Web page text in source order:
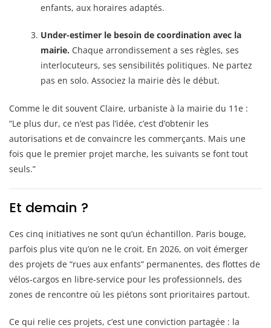
enfants, aux horaires adaptés.
Under-estimer le besoin de coordination avec la
mairie. Chaque arrondissement a ses règles, ses
interlocuteurs, ses sensibilités politiques. Ne partez
pas en solo. Associez la mairie dès le début.
Comme le dit souvent Claire, urbaniste à la mairie du 11e :
“Le plus dur, ce n’est pas l’idée, c’est d’obtenir les
autorisations et de convaincre les commerçants. Mais une
fois que le premier projet marche, les suivants se font tout
seuls.”
Et demain ?
Ces cinq initiatives ne sont qu’un échantillon. Paris bouge,
parfois plus vite qu’on ne le croit. En 2026, on voit émerger
des projets de “rues aux enfants” permanentes, des flottes de
vélos-cargos en libre-service pour les professionnels, des
zones de rencontre où les piétons sont prioritaires partout.
Ce qui relie ces projets, c’est une conviction partagée : la